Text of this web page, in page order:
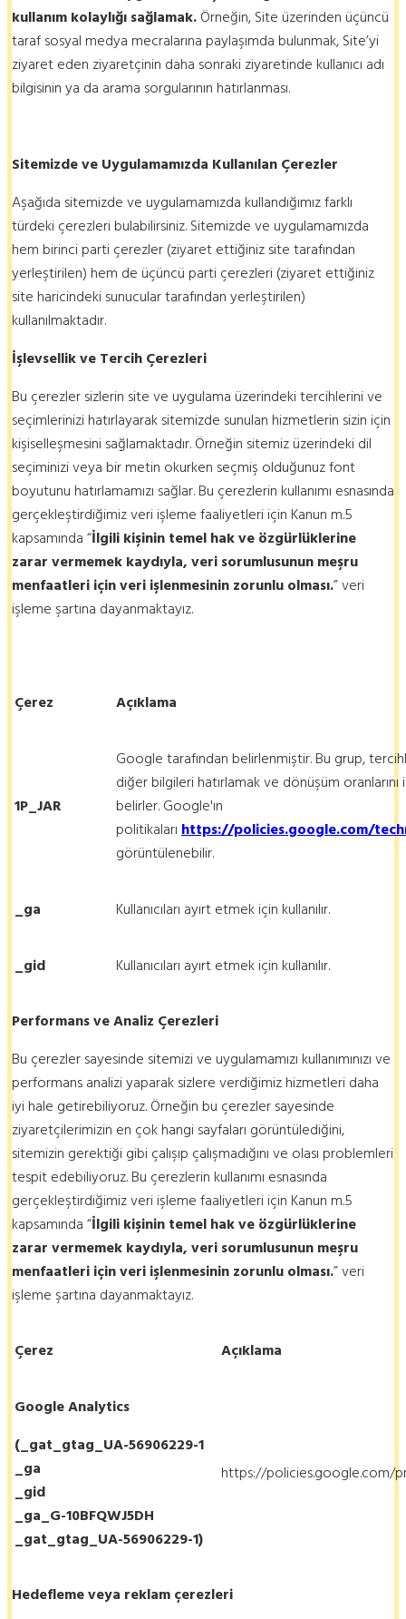
kullanım kolaylığı sağlamak.Örneğin, Site üzerinden üçüncü
taraf sosyal medya mecralarına paylaşımda bulunmak, Site’yi
ziyaret eden ziyaretçinin daha sonraki ziyaretinde kullanıcı adı
bilgisinin ya da arama sorgularının hatırlanması.
Sitemizde ve Uygulamamızda Kullanılan Çerezler
Aşağıda sitemizde ve uygulamamızda kullandığımız farklı
türdeki çerezleri bulabilirsiniz. Sitemizde ve uygulamamızda
hem birinci parti çerezler (ziyaret ettiğiniz site tarafından
yerleştirilen) hem de üçüncü parti çerezleri (ziyaret ettiğiniz
site haricindeki sunucular tarafından yerleştirilen)
kullanılmaktadır.
İşlevsellikve Tercih Çerezleri
Bu çerezler sizlerin site ve uygulama üzerindeki tercihlerini ve
seçimlerinizi hatırlayarak sitemizde sunulan hizmetlerin sizin için
kişiselleşmesini sağlamaktadır. Örneğin sitemiz üzerindeki dil
seçiminizi veya bir metin okurken seçmiş olduğunuz font
boyutunu hatırlamamızı sağlar. Bu çerezlerin kullanımı esnasında
gerçekleştirdiğimiz veri işleme faaliyetleri için Kanun m.5
kapsamında “İlgili kişinin temel hak ve özgürlüklerine
zarar vermemek kaydıyla, veri sorumlusunun meşru
menfaatleri için veri işlenmesinin zorunlu olması.” veri
işleme şartına dayanmaktayız.
Çerez Açıklama
1P_JAR
Google tarafından belirlenmiştir. Bu grup,
diğer bilgileri hatırlamak ve dönüşüm
belirler. Google'ın
politikalarıhttps://policies.google.com/
görüntülenebilir.
_ga Kullanıcıları ayırt etmek için kullanılır.
_gid Kullanıcıları ayırt etmek için kullanılır.
Performans ve Analiz Çerezleri
Bu çerezler sayesinde sitemizi ve uygulamamızı kullanımınızı ve
performans analizi yaparak sizlere verdiğimiz hizmetleri daha
iyi hale getirebiliyoruz. Örneğin bu çerezler sayesinde
ziyaretçilerimizin en çok hangi sayfaları görüntülediğini,
sitemizin gerektiği gibi çalışıp çalışmadığını ve olası problemleri
tespit edebiliyoruz. Bu çerezlerin kullanımı esnasında
gerçekleştirdiğimiz veri işleme faaliyetleri için Kanun m.5
kapsamında “İlgili kişinin temel hak ve özgürlüklerine
zarar vermemek kaydıyla, veri sorumlusunun meşru
menfaatleri için veri işlenmesinin zorunlu olması.” veri
işleme şartına dayanmaktayız.
Çerez Açıklama
Google Analytics
(_gat_gtag_UA-56906229-1
_ga
_gid
_ga_G-10BFQWJ5DH
_gat_gtag_UA-56906229-1)
https://policies.google.com/
Hedefleme veya reklam çerezleri